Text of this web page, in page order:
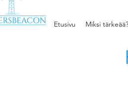
Etusivu Miksi tärkeää?